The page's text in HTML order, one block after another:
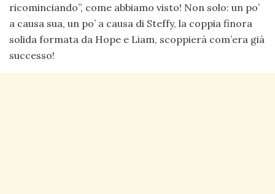
ricominciando”, come abbiamo visto! Non solo: un po’
a causa sua, un po’ a causa di Steffy, la coppia finora
solida formata da Hope e Liam, scoppierà com’era già
successo!